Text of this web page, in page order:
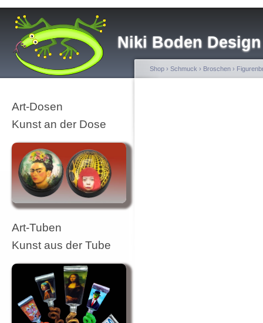
Niki Boden Design
Art-Dosen
Kunst an der Dose
Art-Tuben
Kunst aus der Tube
Shop › Schmuck › Broschen ›